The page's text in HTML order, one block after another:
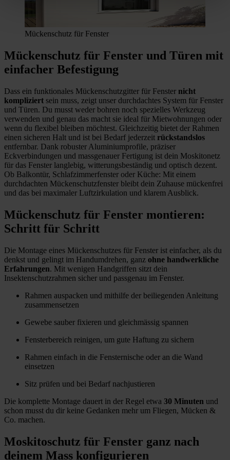
Mückenschutz für Fenster
Mückenschutz für Fenster und Türen mit
einfacher Befestigung
Dass ein funktionales Mückenschutzgitter für Fenster nicht
kompliziert sein muss, zeigt unser durchdachtes System für Fenster
und Türen. Du musst weder bohren noch spezielles Werkzeug
verwenden und genau das macht sie ideal für Mietwohnungen oder
wenn du flexibel bleiben möchtest. Gleichzeitig bietet der Rahmen
einen sicheren Halt und ist bei Bedarf jederzeit rückstandslos
entfernbar. Dank robuster Aluminiumprofile, präziser
Eckverbindungen und massgenauer Fertigung ist dein Moskitonetz
für das Fenster langlebig, witterungsbeständig und optisch dezent.
Ob Balkontür, Schlafzimmerfenster oder Küche: Mit einem
durchdachten Mückenschutzfenster bleibt dein Zuhause mückenfrei
und das bei maximaler Luftzirkulation und klarem Ausblick.
Mückenschutz für Fenster montieren:
Schritt für Schritt
Die Montage eines Mückenschutzes für Fenster ist einfacher, als du
denkst und gelingt im Handumdrehen, ganz ohne handwerkliche
Erfahrungen. Mit wenigen Handgriffen sitzt dein
Insektenschutzrahmen sicher und passgenau im Fenster.
Rahmen auspacken und mithilfe der beiliegenden Anleitung
zusammensetzen
Gewebe sauber fixieren und gleichmässig spannen
Fensterbereich reinigen, um gute Haftung zu sichern
Rahmen einfach in die Fensternische oder an die Wand
einsetzen
Sitz prüfen und bei Bedarf nachjustieren
Die komplette Montage dauert in der Regel etwa 30 Minuten und
schon musst du dir keine Gedanken mehr um Fliegen, Mücken &
Co. machen.
Moskitoschutz für Fenster ganz nach
deinem Mass konfigurieren